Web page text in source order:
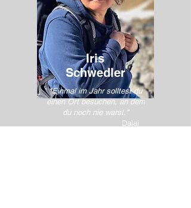
"Einmal im Jahr solltest du
einen Ort besuchen, an dem
du noch nie warst."
Dalai
Iris
Schwedler